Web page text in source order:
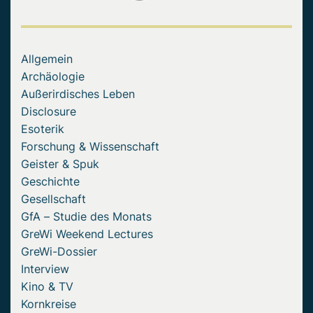
Allgemein
Archäologie
Außerirdisches Leben
Disclosure
Esoterik
Forschung & Wissenschaft
Geister & Spuk
Geschichte
Gesellschaft
GfA – Studie des Monats
GreWi Weekend Lectures
GreWi-Dossier
Interview
Kino & TV
Kornkreise